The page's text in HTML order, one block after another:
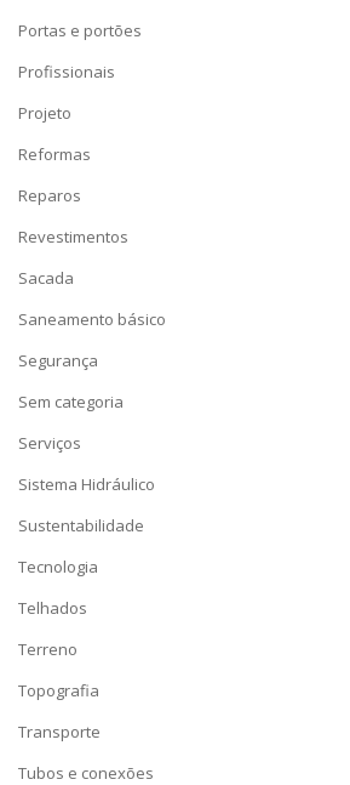
Portas e portões
Profissionais
Projeto
Reformas
Reparos
Revestimentos
Sacada
Saneamento básico
Segurança
Sem categoria
Serviços
Sistema Hidráulico
Sustentabilidade
Tecnologia
Telhados
Terreno
Topografia
Transporte
Tubos e conexões